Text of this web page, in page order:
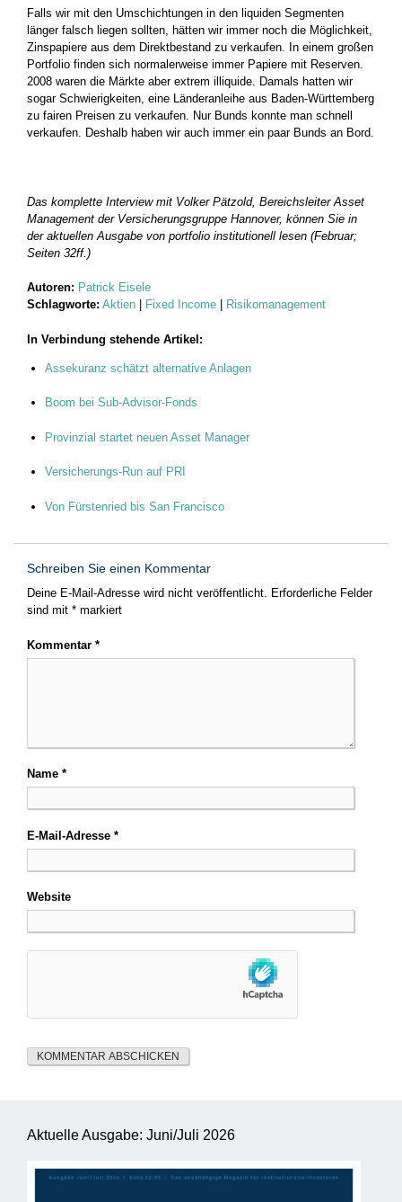
Falls wir mit den Umschichtungen in den liquiden Segmenten
länger falsch liegen sollten, hätten wir immer noch die Möglichkeit,
Zinspapiere aus dem Direktbestand zu verkaufen. In einem großen
Portfolio finden sich normalerweise immer Papiere mit Reserven.
2008 waren die Märkte aber extrem illiquide. Damals hatten wir
sogar Schwierigkeiten, eine Länderanleihe aus Baden-Württemberg
zu fairen Preisen zu verkaufen. Nur Bunds konnte man schnell
verkaufen. Deshalb haben wir auch immer ein paar Bunds an Bord.
Das komplette Interview mit Volker Pätzold, Bereichsleiter Asset
Management der Versicherungsgruppe Hannover, können Sie in
der aktuellen Ausgabe von portfolio institutionell lesen (Februar;
Seiten 32ff.)
Autoren: Patrick Eisele
Schlagworte: Aktien Fixed Income Risikomanagement
In Verbindung stehende Artikel:
Assekuranz schätzt alternative Anlagen
Boom bei Sub-Advisor-Fonds
Provinzial startet neuen Asset Manager
Versicherungs-Run auf PRI
Von Fürstenried bis San Francisco
Schreiben Sie einen Kommentar
Deine E-Mail-Adresse wird nicht veröffentlicht. Erforderliche Felder
sind mit * markiert
Kommentar *
Name *
E-Mail-Adresse *
Website
Aktuelle Ausgabe: Juni/Juli 2026